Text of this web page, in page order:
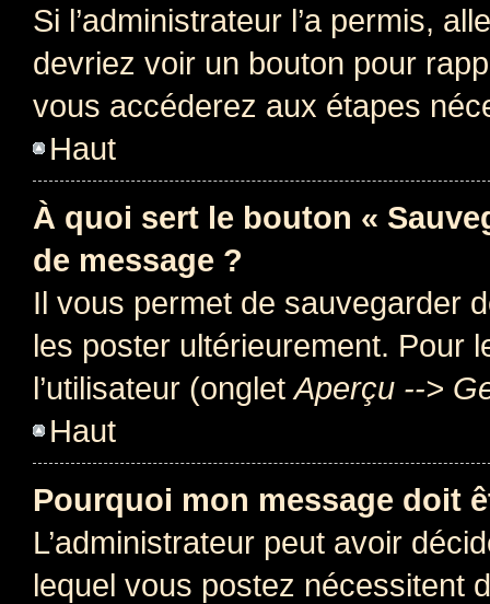
Si l’administrateur l’a permis,
devriez voir un bouton pour
vous accéderez aux étapes
Haut
À quoi sert le bouton «
de message ?
Il vous permet de sauvegarder
les poster ultérieurement. Pour
l’utilisateur (onglet Aperçu -->
Haut
Pourquoi mon message doit
L’administrateur peut avoir
lequel vous postez nécessitent